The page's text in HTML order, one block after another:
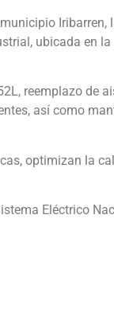
Iribarren,
ubicada en
reemplazo de
así como
optimizan la
Eléctrico